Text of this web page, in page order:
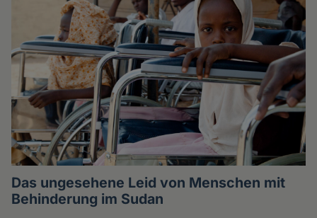
Das ungesehene Leid von Menschen mit
Behinderung im Sudan